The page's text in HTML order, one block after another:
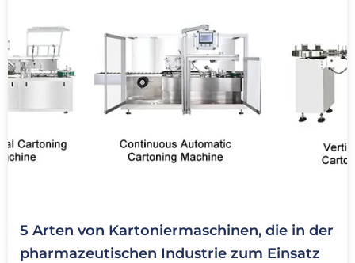
5 Arten von Kartoniermaschinen, die in der
pharmazeutischen Industrie zum Einsatz